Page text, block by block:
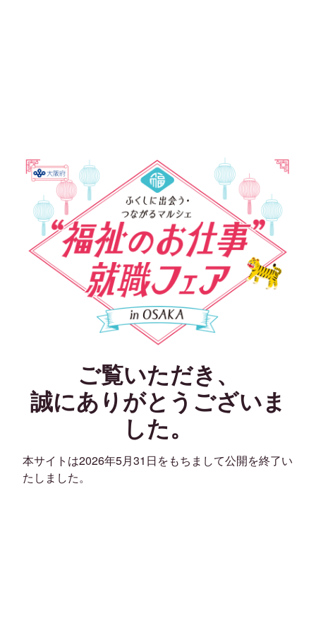
ご覧いただき、
誠にありがとうございま
した。
本サイトは2026年5月31日をもちまして公開を終了い
たしました。